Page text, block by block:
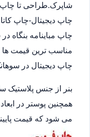
شاپرک.طراحی تا چاپ
چاپ مباینامه بنگاه
مناسب ترین قیمت ها
چاپ دیجیتال در
بنر از جنس پلاستیک
همچنین پوستر در
می شود که قیمت